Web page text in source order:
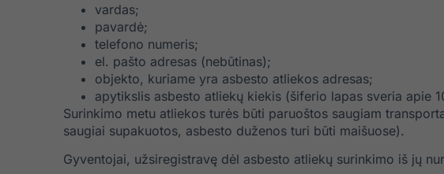
vardas;
pavardė;
telefono numeris;
el. pašto adresas (nebūtinas);
objekto, kuriame yra asbesto atliekos adresas;
apytikslis asbesto atliekų kiekis (šiferio lapas sveria apie
Surinkimo metu atliekos turės būti paruoštos saugiam
saugiai supakuotos, asbesto duženos turi būti maišuose).
Gyventojai, užsiregistravę dėl asbesto atliekų surinkimo iš jų